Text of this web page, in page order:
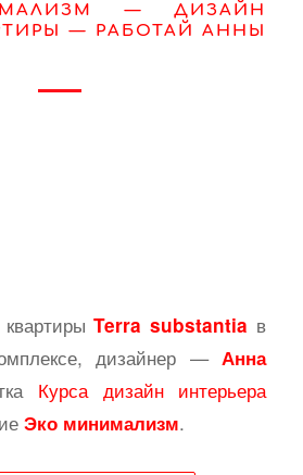
— ДИЗАЙН
— РАБОТАЙ АННЫ
квартирыTerra substantia в
дизайнер — Анна
Курса дизайн интерьера
Эко минимализм.